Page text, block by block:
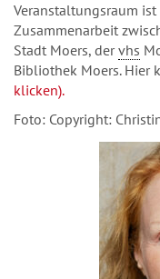
Veranstaltungsraum
Zusammenarbeit
Stadt Moers, dervhs
Bibliothek Moers. Hier
klicken).
Foto: Copyright: